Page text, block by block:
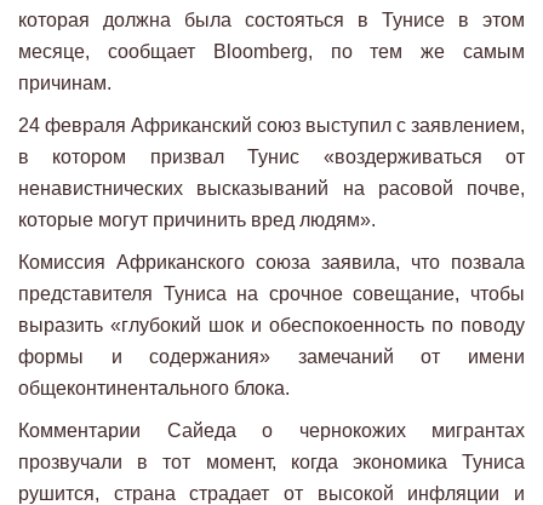
которая должна была состояться в Тунисе в этом
месяце, сообщает Bloomberg, по тем же самым
причинам.
24 февраля Африканский союз выступил с заявлением,
в котором призвал Тунис «воздерживаться от
ненавистнических высказываний на расовой почве,
которые могут причинить вред людям».
Комиссия Африканского союза заявила, что позвала
представителя Туниса на срочное совещание, чтобы
выразить «глубокий шок и обеспокоенность по поводу
формы и содержания» замечаний от имени
общеконтинентального блока.
Комментарии Сайеда о чернокожих мигрантах
прозвучали в тот момент, когда экономика Туниса
рушится, страна страдает от высокой инфляции и